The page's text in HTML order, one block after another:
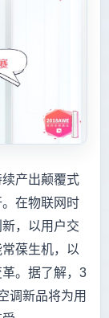
产出颠覆式
在物联网时
，以用户交
葆生机，以
。据了解，3
调新品将为用